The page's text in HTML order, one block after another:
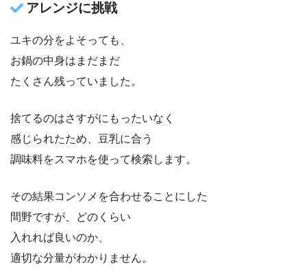
アレンジに挑戦
ユキの分をよそっても、
お鍋の中身はまだまだ
たくさん残っていました。
捨てるのはさすがにもったいなく
感じられたため、豆乳に合う
調味料をスマホを使って検索します。
その結果コンソメを合わせることにした
間野ですが、どのくらい
入れれば良いのか、
適切な分量がわかりません。